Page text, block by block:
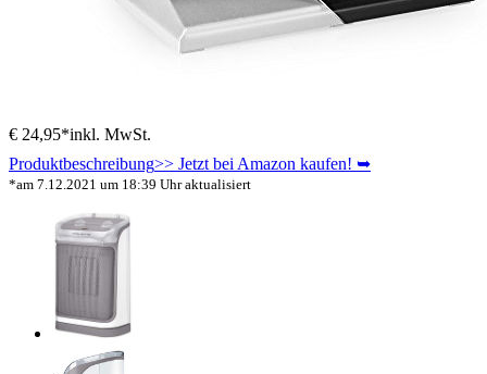
€ 24,95*inkl. MwSt.
Produktbeschreibung>> Jetzt bei Amazon kaufen! ➥
*am 7.12.2021 um 18:39 Uhr aktualisiert